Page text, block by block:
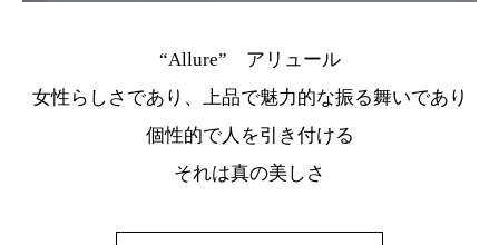
“Allure” アリュール
女性らしさであり、上品で魅力的な振る舞いであり
個性的で人を引き付ける
それは真の美しさ